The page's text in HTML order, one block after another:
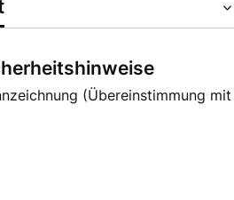
(Übereinstimmung mit